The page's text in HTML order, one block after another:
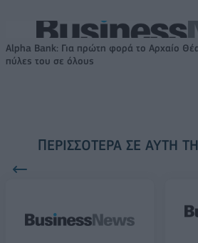
Alpha Bank: Για πρώτη φορά το Αρχαίο
πύλες του σε όλους
ΠΕΡΙΣΣΌΤΕΡΑ ΣΕ ΑΥΤΉ